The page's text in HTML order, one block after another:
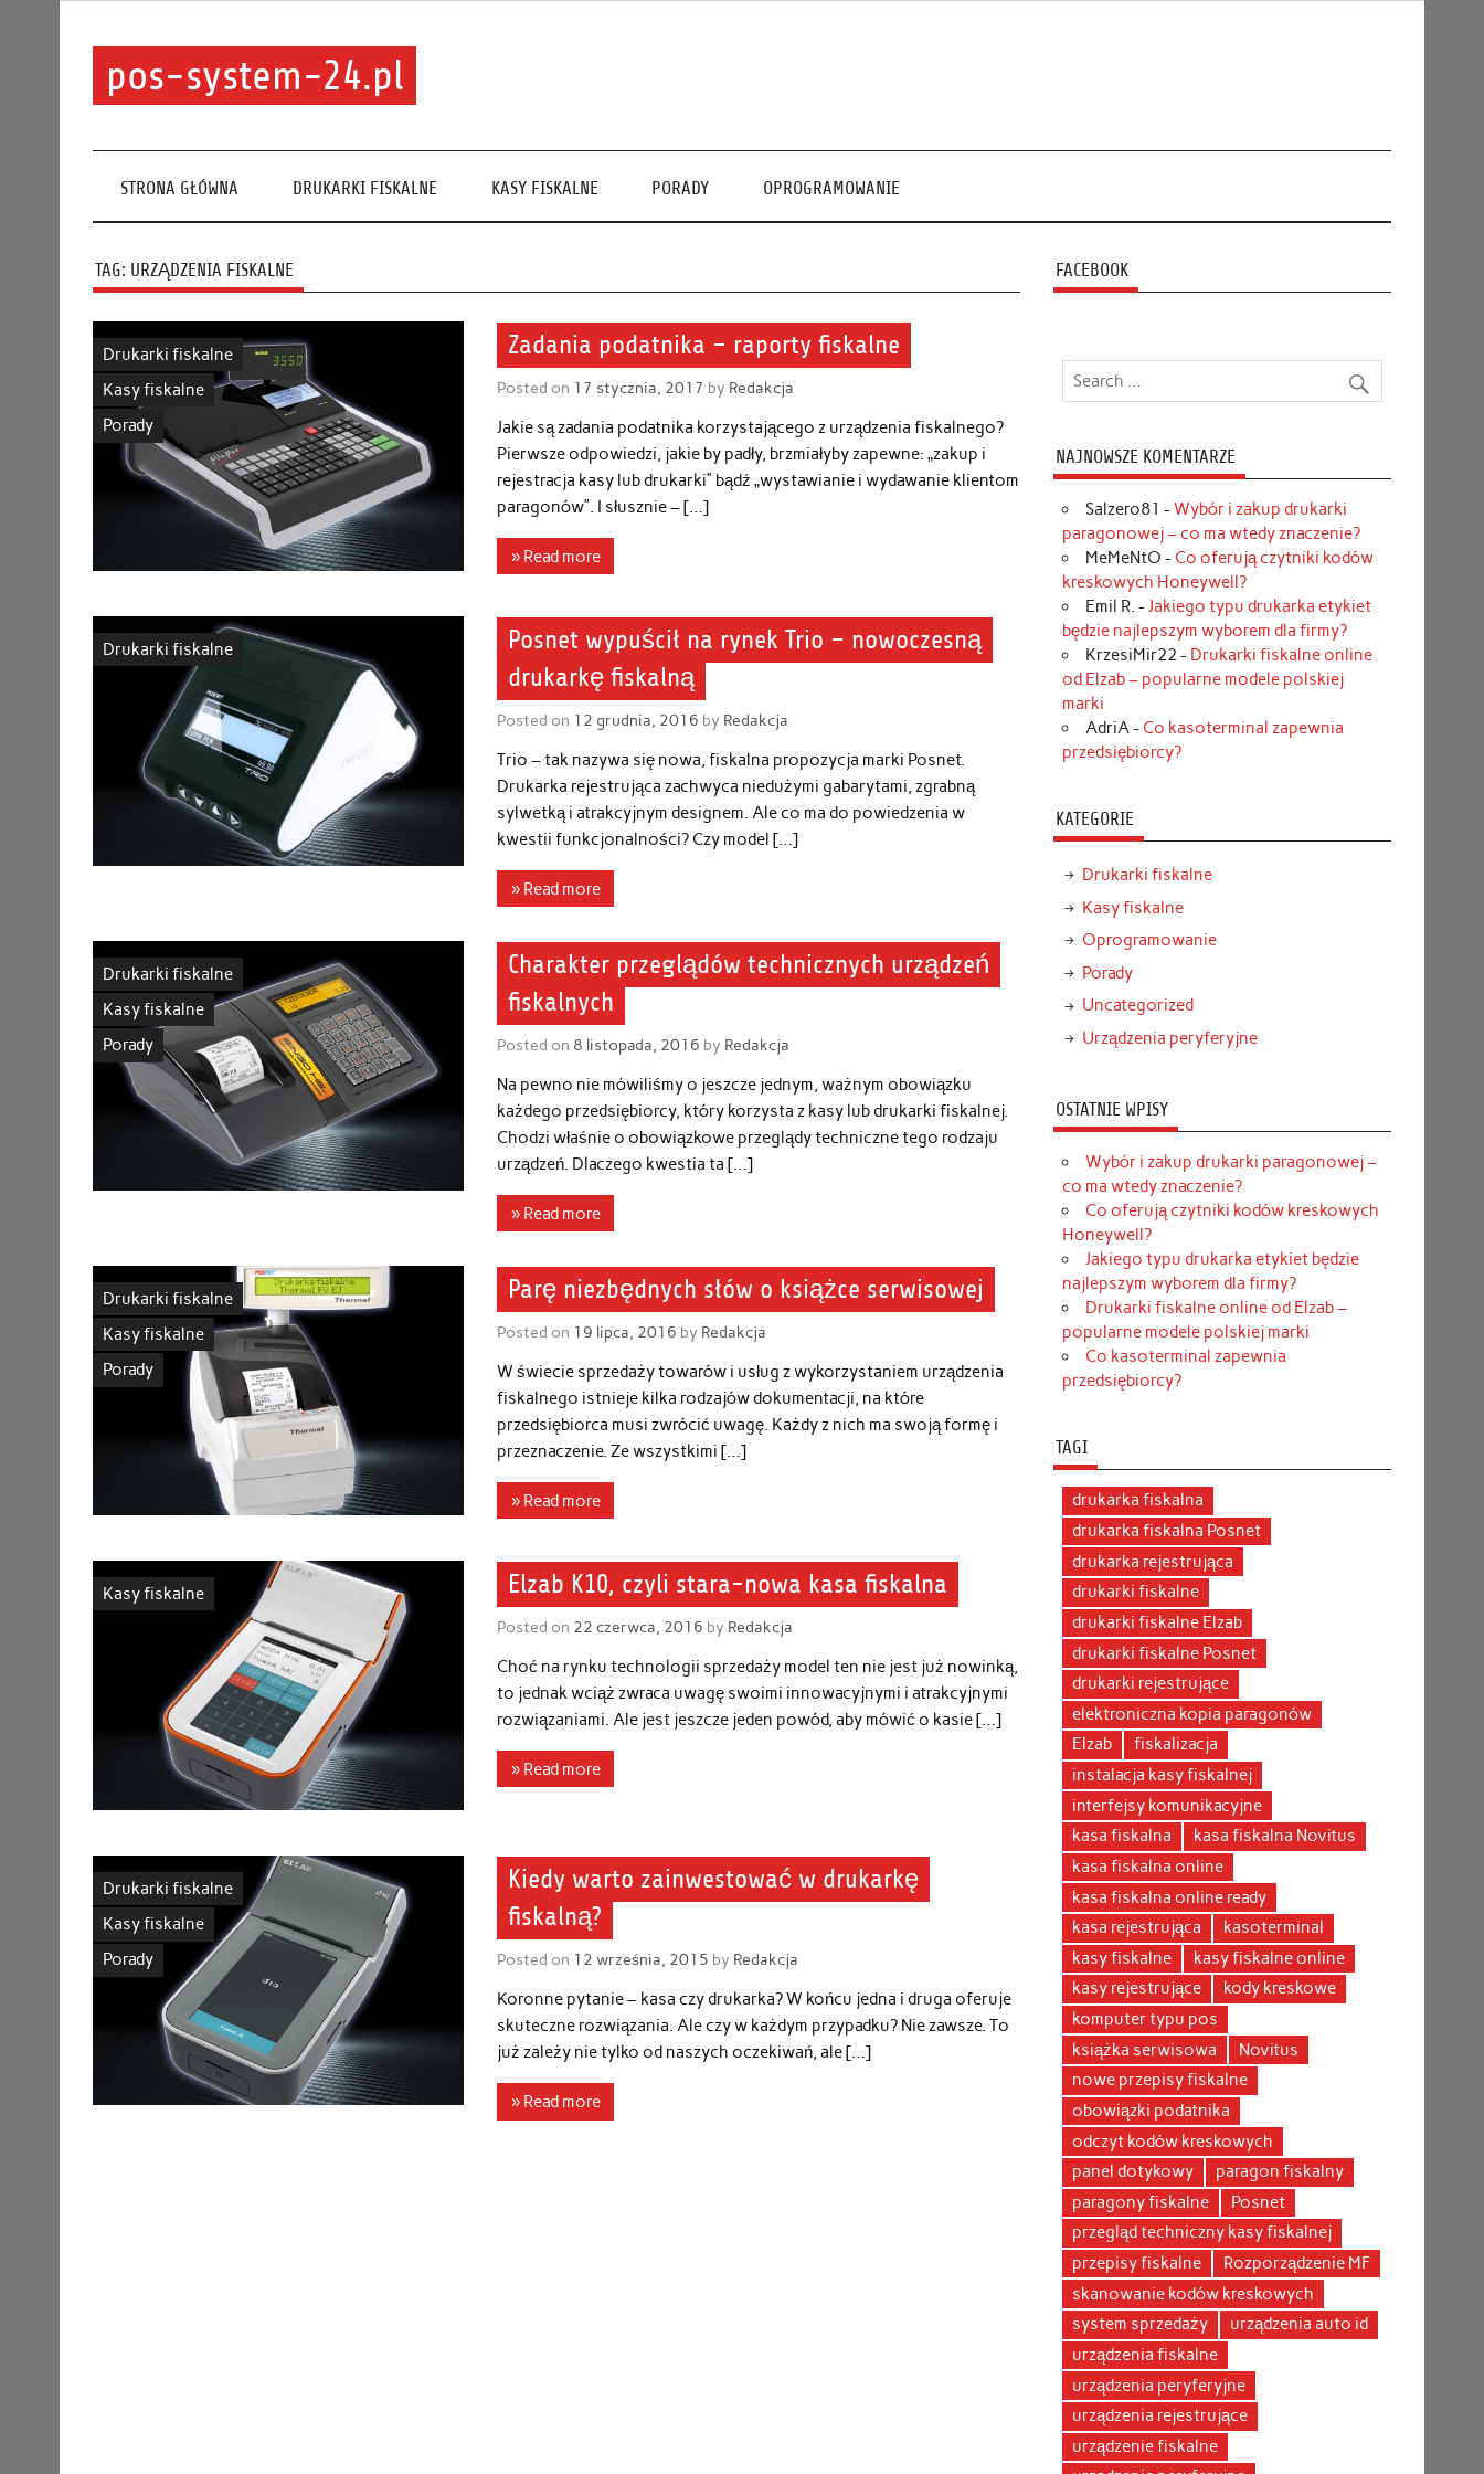
pos-system-24.pl
STRONA GŁÓWNA DRUKARKI FISKALNE KASY FISKALNE PORADY OPROGRAMOWANIE
TAG: URZĄDZENIA FISKALNE
Drukarki fiskalne
Kasy fiskalne
Porady
Zadania podatnika – raporty fiskalne
Posted on 17 stycznia, 2017 by Redakcja
Jakie są zadania podatnika korzystającego z urządzenia fiskalnego?
Pierwsze odpowiedzi, jakie by padły, brzmiałyby zapewne: „zakup i
rejestracja kasy lub drukarki” bądź „wystawianie i wydawanie klientom
paragonów”. I słusznie – […]
» Read more
Drukarki fiskalne
Posnet wypuścił na rynek Trio – nowoczesną
drukarkę fiskalną
Posted on 12 grudnia, 2016 by Redakcja
Trio – tak nazywa się nowa, fiskalna propozycja marki Posnet.
Drukarka rejestrująca zachwyca niedużymi gabarytami, zgrabną
sylwetką i atrakcyjnym designem. Ale co ma do powiedzenia w
kwestii funkcjonalności? Czy model […]
» Read more
Drukarki fiskalne
Kasy fiskalne
Porady
Charakter przeglądów technicznych urządzeń
fiskalnych
Posted on 8 listopada, 2016 by Redakcja
Na pewno nie mówiliśmy o jeszcze jednym, ważnym obowiązku
każdego przedsiębiorcy, który korzysta z kasy lub drukarki fiskalnej.
Chodzi właśnie o obowiązkowe przeglądy techniczne tego rodzaju
urządzeń. Dlaczego kwestia ta […]
» Read more
Drukarki fiskalne
Kasy fiskalne
Porady
Parę niezbędnych słów o książce serwisowej
Posted on 19 lipca, 2016 by Redakcja
W świecie sprzedaży towarów i usług z wykorzystaniem urządzenia
fiskalnego istnieje kilka rodzajów dokumentacji, na które
przedsiębiorca musi zwrócić uwagę. Każdy z nich ma swoją formę i
przeznaczenie. Ze wszystkimi […]
» Read more
Kasy fiskalne Elzab K10, czyli stara-nowa kasa fiskalna
Posted on 22 czerwca, 2016 by Redakcja
Choć na rynku technologii sprzedaży model ten nie jest już nowinką,
to jednak wciąż zwraca uwagę swoimi innowacyjnymi i atrakcyjnymi
rozwiązaniami. Ale jest jeszcze jeden powód, aby mówić o kasie […]
» Read more
Drukarki fiskalne
Kasy fiskalne
Porady
Kiedy warto zainwestować w drukarkę
fiskalną?
Posted on 12 września, 2015 by Redakcja
Koronne pytanie – kasa czy drukarka? W końcu jedna i druga oferuje
skuteczne rozwiązania. Ale czy w każdym przypadku? Nie zawsze. To
już zależy nie tylko od naszych oczekiwań, ale […]
» Read more
FACEBOOK
NAJNOWSZE KOMENTARZE
Salzero81 - Wybór i zakup drukarki
paragonowej – co ma wtedy znaczenie?
MeMeNtO - Co oferują czytniki kodów
kreskowych Honeywell?
Emil R. - Jakiego typu drukarka etykiet
będzie najlepszym wyborem dla firmy?
KrzesiMir22 - Drukarki fiskalne online
od Elzab – popularne modele polskiej
marki
AdriA- Co kasoterminal zapewnia
przedsiębiorcy?
KATEGORIE
Drukarki fiskalne
Kasy fiskalne
Oprogramowanie
Porady
Uncategorized
Urządzenia peryferyjne
OSTATNIE WPISY
Wybór i zakup drukarki paragonowej –
co ma wtedy znaczenie?
Co oferują czytniki kodów kreskowych
Honeywell?
Jakiego typu drukarka etykiet będzie
najlepszym wyborem dla firmy?
Drukarki fiskalne online od Elzab –
popularne modele polskiej marki
Co kasoterminal zapewnia
przedsiębiorcy?
TAGI
drukarka fiskalna
drukarka fiskalna Posnet
drukarka rejestrująca
drukarki fiskalne
drukarki fiskalne Elzab
drukarki fiskalne Posnet
drukarki rejestrujące
elektroniczna kopia paragonów
Elzab
fiskalizacja
instalacja kasy fiskalnej
interfejsy komunikacyjne
kasa fiskalna
kasa fiskalna Novitus
kasa fiskalna online
kasa fiskalna online ready
kasa rejestrująca
kasoterminal
kasy fiskalne
kasy fiskalne online
kasy rejestrujące
kody kreskowe
komputer typu pos
książka serwisowa
Novitus
nowe przepisy fiskalne
obowiązki podatnika
odczyt kodów kreskowych
panel dotykowy
paragon fiskalny
paragony fiskalne
Posnet
przegląd techniczny kasy fiskalnej
przepisy fiskalne
Rozporządzenie MF
skanowanie kodów kreskowych
system sprzedaży
urządzenia auto id
urządzenia fiskalne
urządzenia peryferyjne
urządzenia rejestrujące
urządzenie fiskalne